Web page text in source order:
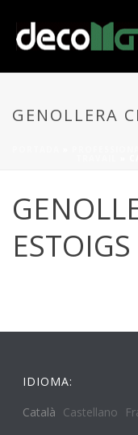
GENOLLERA
ESTOIGS
IDIOMA:
Català Castellano